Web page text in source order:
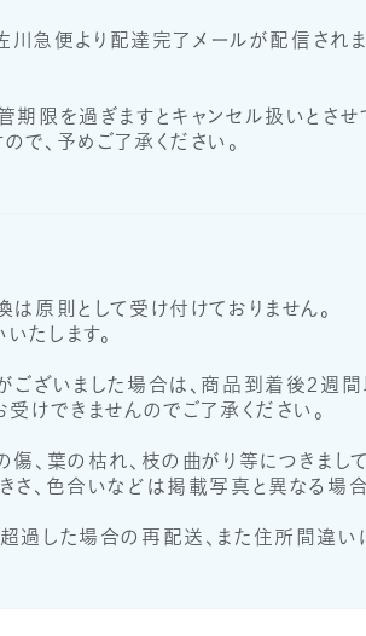
川急便より配達完了メールが配信さ
限を過ぎますとキャンセル扱いとさせ
で、予めご了承ください。
原則として受け付けておりません。
たします。
ございました場合は、商品到着後2週
けできませんのでご了承ください。
、葉の枯れ、枝の曲がり等につきまし
、色合いなどは掲載写真と異なる場合
過した場合の再配送、また住所間違い